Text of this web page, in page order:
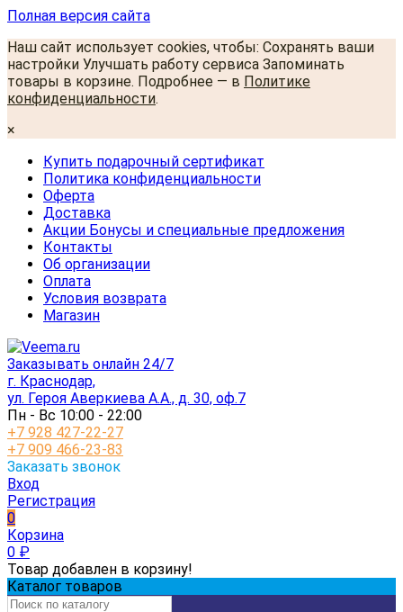
Полная версия сайта
Наш сайт использует cookies, чтобы: Сохранять ваши
настройки Улучшать работу сервиса Запоминать
товары в корзине. Подробнее — в Политике
конфиденциальности.
×
Купить подарочный сертификат
Политика конфиденциальности
Оферта
Доставка
Акции Бонусы и специальные предложения
Контакты
Об организации
Оплата
Условия возврата
Магазин
Заказывать онлайн 24/7
г. Краснодар,
ул. Героя Аверкиева А.А., д. 30, оф.7
Пн - Вс 10:00 - 22:00
+7 928 427-22-27
+7 909 466-23-83
Заказать звонок
Вход
Регистрация
0
Корзина
0 ₽
Товар добавлен в корзину!
Каталог товаров